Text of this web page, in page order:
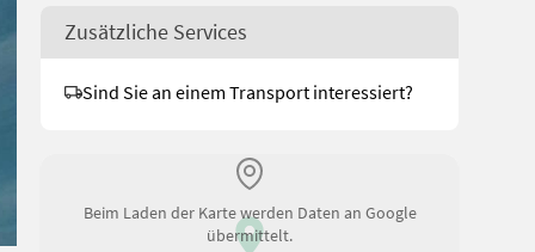
Zusätzliche Services
Sind Sie an einem Transport interessiert?
Beim Laden der Karte werden Daten an Google
übermittelt.